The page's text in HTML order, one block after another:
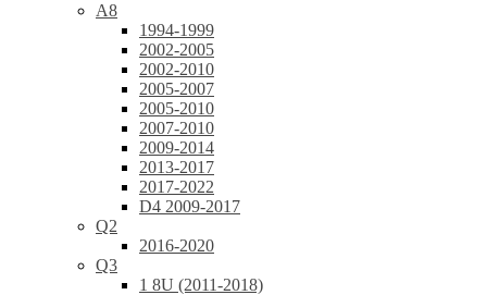
A8
1994-1999
2002-2005
2002-2010
2005-2007
2005-2010
2007-2010
2009-2014
2013-2017
2017-2022
D4 2009-2017
Q2
2016-2020
Q3
1 8U (2011-2018)